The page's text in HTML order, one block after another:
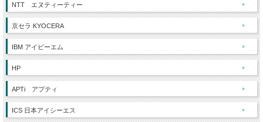
NTT エヌティーティー
京セラ KYOCERA
IBM アイビーエム
HP
APTi アプティ
ICS 日本アイシーエス